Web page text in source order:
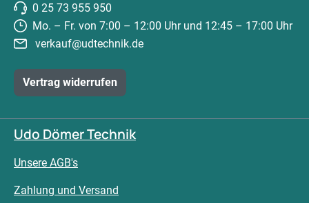
0 25 73 955 950
Mo. – Fr. von 7:00 – 12:00 Uhr und 12:45 – 17:00 Uhr
verkauf@udtechnik.de
Vertrag widerrufen
Udo Dömer Technik
Unsere AGB's
Zahlung und Versand